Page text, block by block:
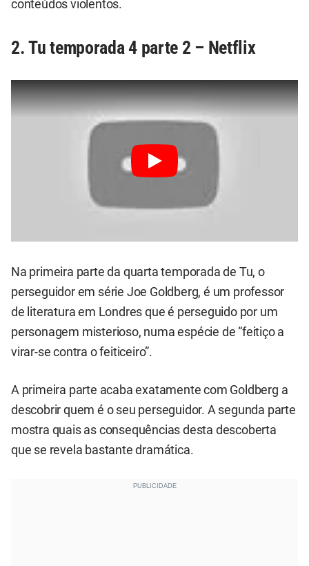
conteúdos violentos.
2. Tu temporada 4 parte 2 – Netflix
Na primeira parte da quarta temporada de Tu, o
perseguidor em série Joe Goldberg, é um professor
de literatura em Londres que é perseguido por um
personagem misterioso, numa espécie de “feitiço a
virar-se contra o feiticeiro”.
A primeira parte acaba exatamente com Goldberg a
descobrir quem é o seu perseguidor. A segunda parte
mostra quais as consequências desta descoberta
que se revela bastante dramática.